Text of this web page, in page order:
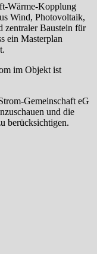
Wärme-Kopplung
Wind, Photovoltaik,
zentraler Baustein für
ein Masterplan
im Objekt ist
Gemeinschaft eG
und die
berücksichtigen.